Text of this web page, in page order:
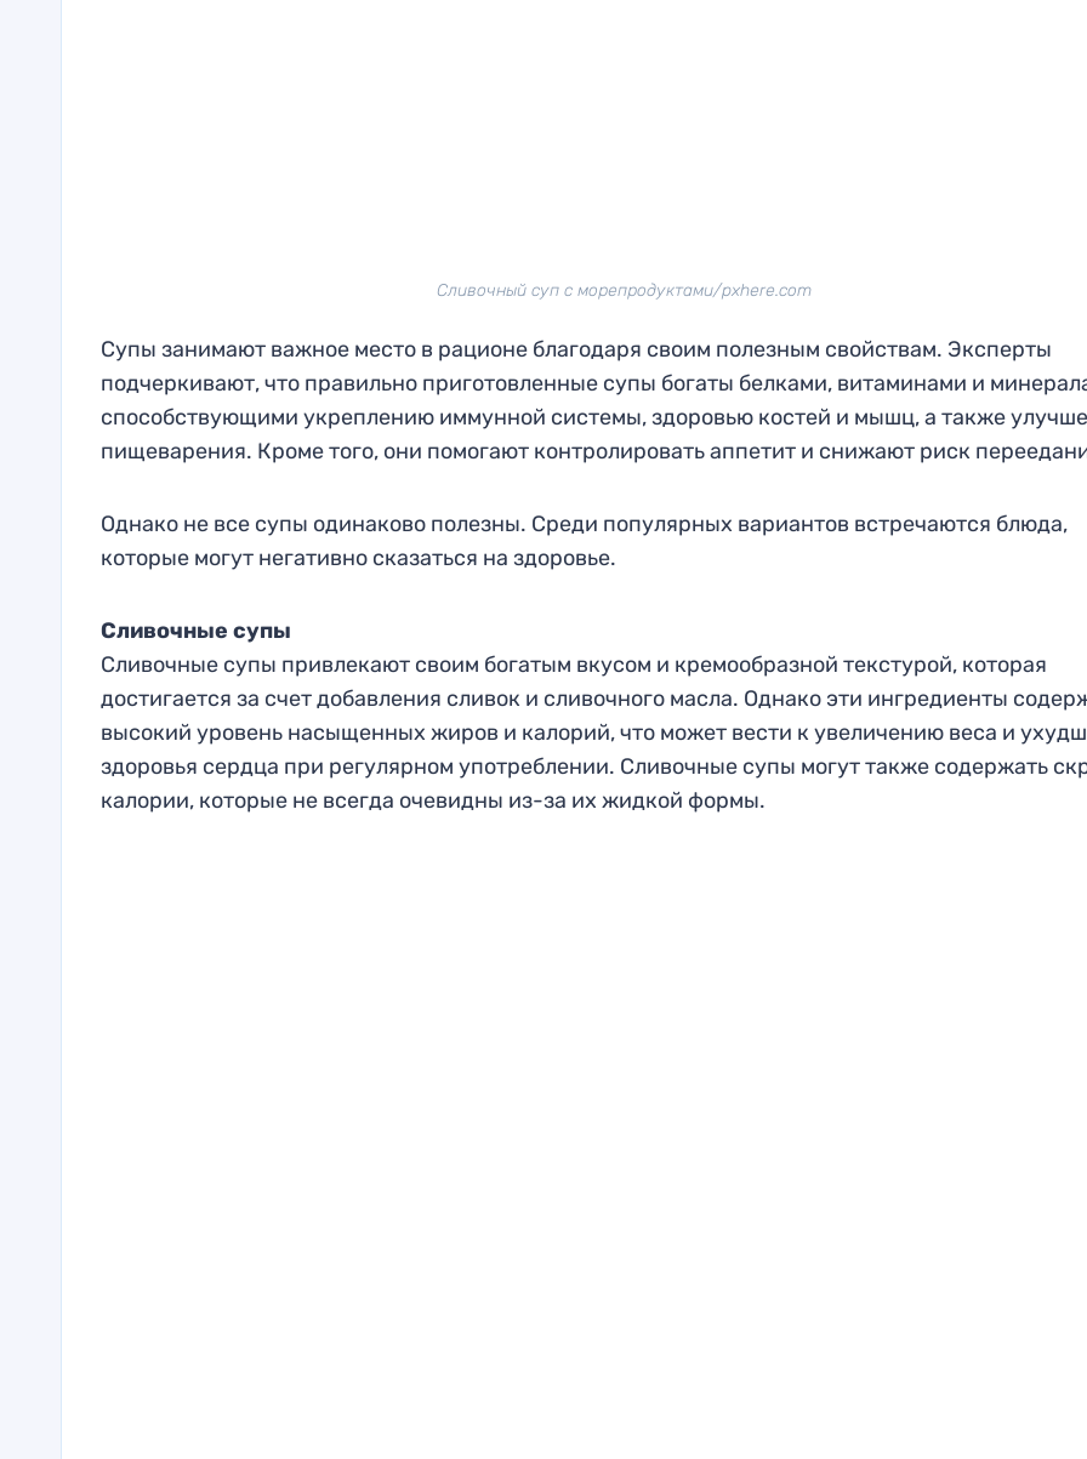
Сливочный суп с морепродуктами/pxhere.com
Супы занимают важное место в рационе благодаря своим полезным свойствам. Эксперты
подчеркивают, что правильно приготовленные супы богаты белками, витаминами и
способствующими укреплению иммунной системы, здоровью костей и мышц, а также
пищеварения. Кроме того, они помогают контролировать аппетит и снижают риск
Однако не все супы одинаково полезны. Среди популярных вариантов встречаются блюда,
которые могут негативно сказаться на здоровье.
Сливочные супы
Сливочные супы привлекают своим богатым вкусом и кремообразной текстурой, которая
достигается за счет добавления сливок и сливочного масла. Однако эти ингредиенты
высокий уровень насыщенных жиров и калорий, что может вести к увеличению веса и
здоровья сердца при регулярном употреблении. Сливочные супы могут также содержать
калории, которые не всегда очевидны из-за их жидкой формы.